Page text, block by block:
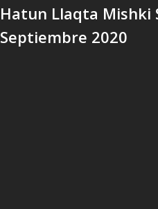
Hatun Llaqta Mishki
Septiembre 2020